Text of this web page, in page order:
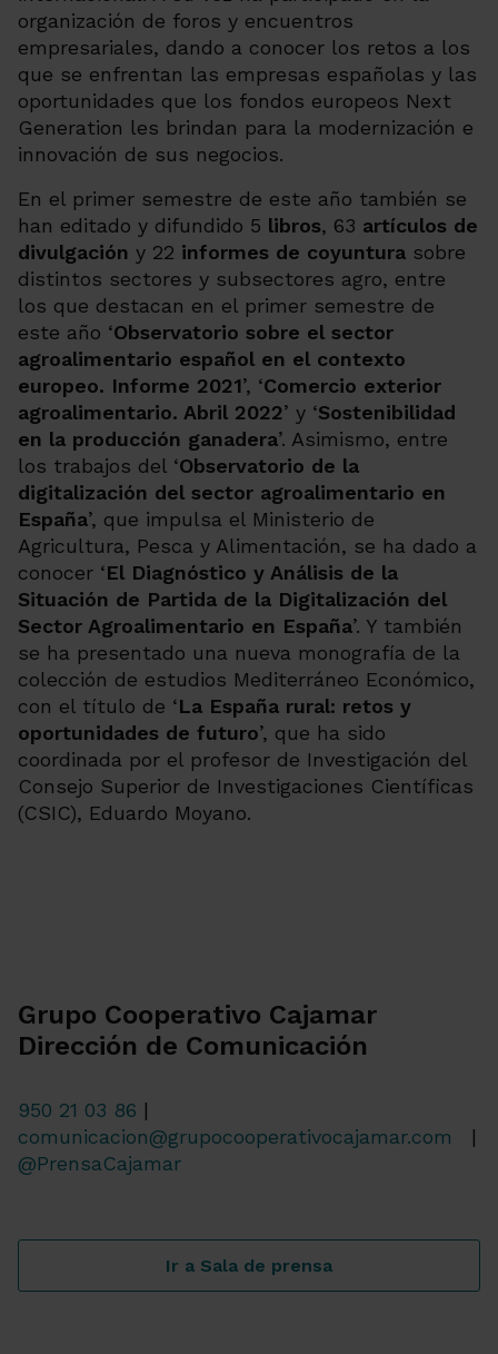
organización de foros y encuentros
empresariales, dando a conocer los retos a los
que se enfrentan las empresas españolas y las
oportunidades que los fondos europeos Next
Generation les brindan para la modernización e
innovación de sus negocios.
En el primer semestre de este año también se
han editado y difundido 5 libros, 63 artículos de
divulgación y 22 informes de coyuntura sobre
distintos sectores y subsectores agro, entre
los que destacan en el primer semestre de
este año ‘Observatorio sobre el sector
agroalimentario español en el contexto
europeo. Informe 2021’, ‘Comercio exterior
agroalimentario. Abril 2022’ y ‘Sostenibilidad
en la producción ganadera’. Asimismo, entre
los trabajos del ‘Observatorio de la
digitalización del sector agroalimentario en
España’, que impulsa el Ministerio de
Agricultura, Pesca y Alimentación, se ha dado a
conocer ‘El Diagnóstico y Análisis de la
Situación de Partida de la Digitalización del
Sector Agroalimentario en España’. Y también
se ha presentado una nueva monografía de la
colección de estudios Mediterráneo Económico,
con el título de ‘La España rural: retos y
oportunidades de futuro’, que ha sido
coordinada por el profesor de Investigación del
Consejo Superior de Investigaciones Científicas
(CSIC), Eduardo Moyano.
Grupo Cooperativo Cajamar
Dirección de Comunicación
950 21 03 86 |
comunicacion@grupocooperativocajamar.com |
@PrensaCajamar
Ir a Sala de prensa